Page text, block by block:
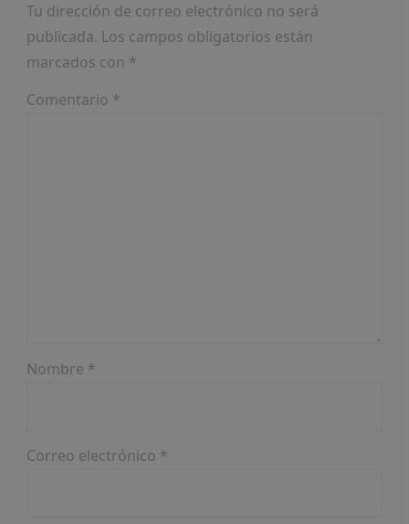
Tu dirección de correo electrónico no será
publicada. Los campos obligatorios están
marcados con *
Comentario *
Nombre *
Correo electrónico *